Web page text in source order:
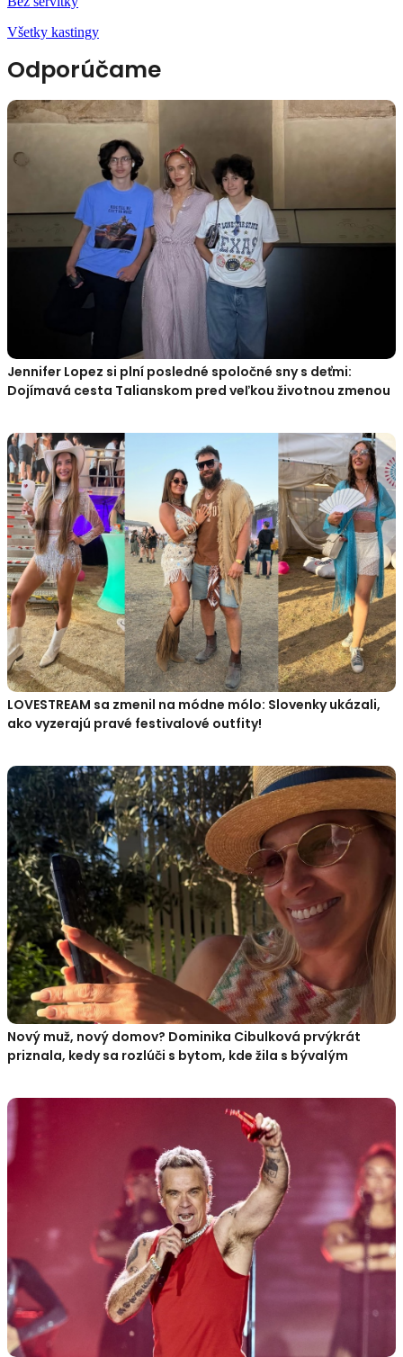
Všetky kastingy
Odporúčame
Jennifer Lopez si plní posledné spoločné sny s deťmi:
Dojímavá cesta Talianskom pred veľkou životnou zmenou
LOVESTREAM sa zmenil na módne mólo: Slovenky ukázali,
ako vyzerajú pravé festivalové outfity!
Nový muž, nový domov? Dominika Cibulková prvýkrát
priznala, kedy sa rozlúči s bytom, kde žila s bývalým